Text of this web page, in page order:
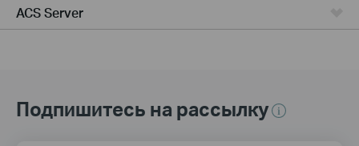
ACS Server
Подпишитесь на рассылку